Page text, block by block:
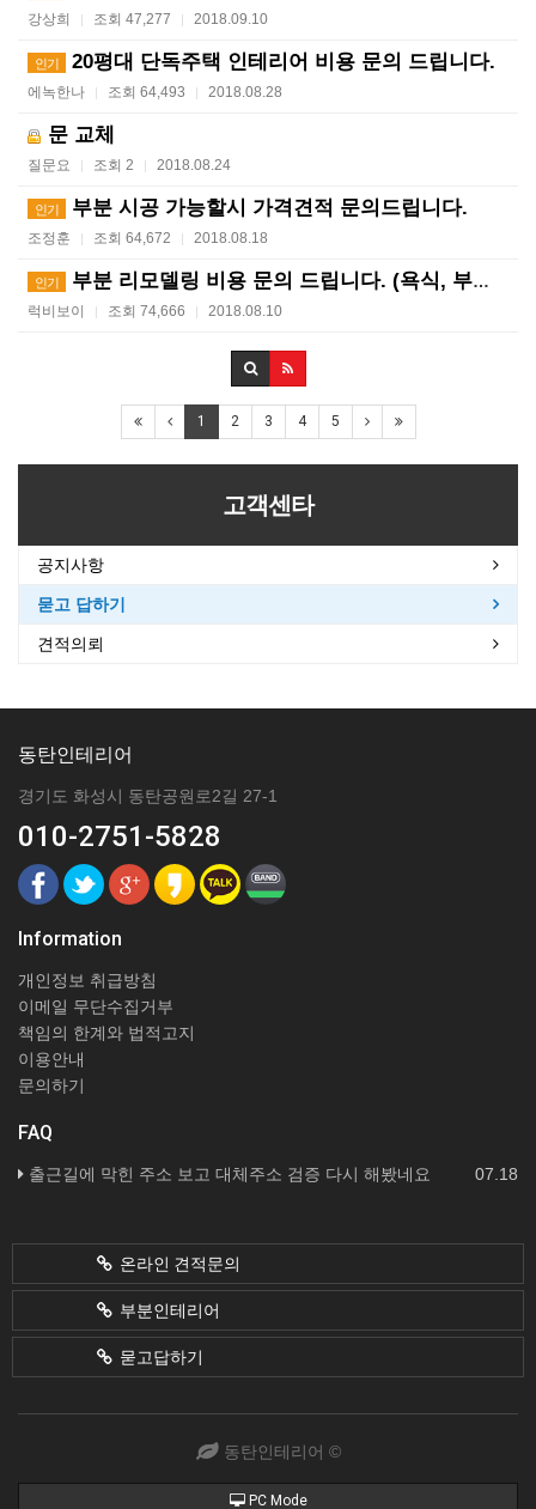
강상희 | 조회 47,277 | 2018.09.10
인기 20평대 단독주택 인테리어 비용 문의 드립니다.
에녹한나 | 조회 64,493 | 2018.08.28
문 교체
질문요 | 조회 2 | 2018.08.24
인기 부분 시공 가능할시 가격견적 문의드립니다.
조정훈 | 조회 64,672 | 2018.08.18
인기 부분 리모델링 비용 문의 드립니다. (욕식, 부엌, 방…
럭비보이 | 조회 74,666 | 2018.08.10
1 2 3 4 5
고객센타
공지사항
묻고 답하기
견적의뢰
동탄인테리어
경기도 화성시 동탄공원로2길 27-1
010-2751-5828
Information
개인정보 취급방침
이메일 무단수집거부
책임의 한계와 법적고지
이용안내
문의하기
FAQ
07.18
출근길에 막힌 주소 보고 대체주소 검증 다시 해봤네요
온라인 견적문의
부분인테리어
묻고답하기
동탄인테리어 ©
PC Mode